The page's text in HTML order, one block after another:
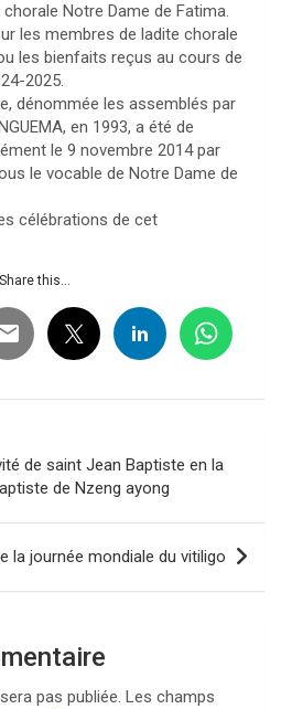
Notre Dame de Fatima.
les membres de ladite chorale
les bienfaits reçus au cours de
2025.
dénommée les assemblés par
en 1993, a été de
le 9 novembre 2014 par
le vocable de Notre Dame de
célébrations de cet
Share this...
de saint Jean Baptiste en la
de Nzeng ayong
la journée mondiale du vitiligo
pas publiée. Les champs